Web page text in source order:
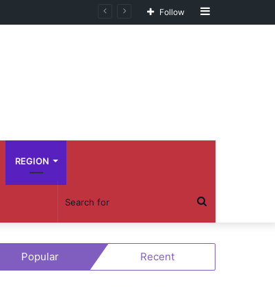
Sidebar
Follow
REGION
Search
for
Popular Recent